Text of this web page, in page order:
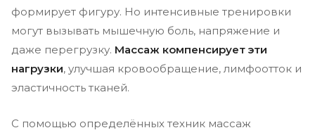
формирует фигуру. Но интенсивные тренировки
могут вызывать мышечную боль, напряжение и
даже перегрузку. Массаж компенсирует эти
нагрузки, улучшая кровообращение, лимфоотток и
эластичность тканей.
С помощью определённых техник массаж